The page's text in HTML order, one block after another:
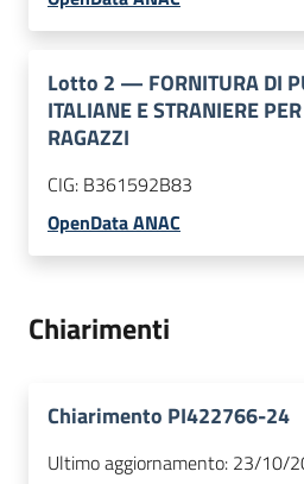
Lotto 2 — FORNITURA DI
ITALIANE E STRANIERE
RAGAZZI
CIG: B361592B83
OpenData ANAC
Chiarimenti
Chiarimento PI422766-24
Ultimo aggiornamento: 23/10/